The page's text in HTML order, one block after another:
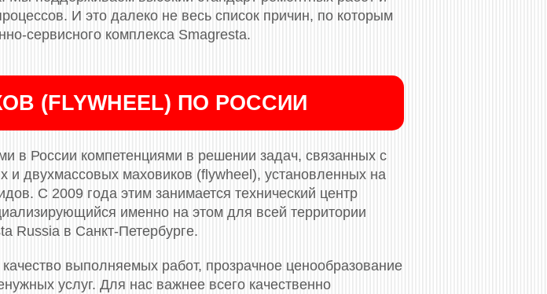
И это далеко не весь список причин, по которым
сервисного комплекса Smagresta.
(FLYWHEEL) ПО РОССИИ
в России компетенциями в решении задач, связанных с
и двухмассовых маховиков (flywheel), установленных на
С 2009 года этим занимается технический центр
именно на этом для всей территории
Russia в Санкт-Петербурге.
выполняемых работ, прозрачное ценообразование
услуг. Для нас важнее всего качественно